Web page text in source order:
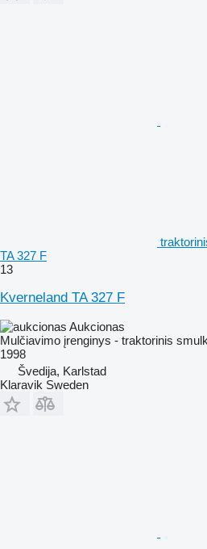
TA 327 F
13
Kverneland TA 327 F
Aukcionas
Mulčiavimo įrenginys - traktorinis
1998
Švedija, Karlstad
Klaravik Sweden